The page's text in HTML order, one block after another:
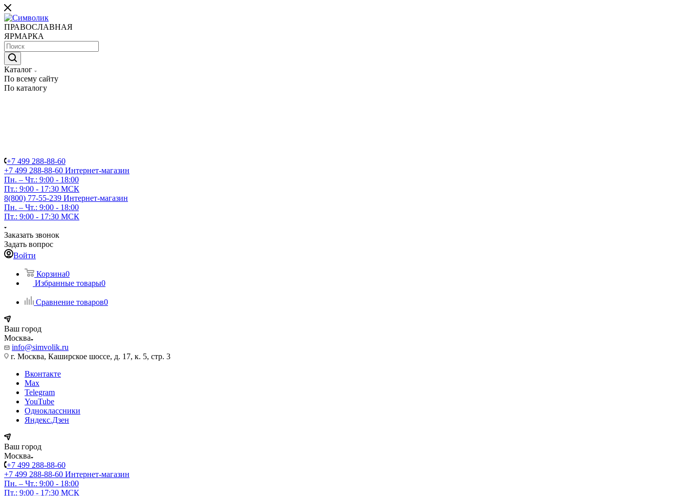
ПРАВОСЛАВНАЯ
ЯРМАРКА
Каталог
По всему сайту
По каталогу
+7 499 288-88-60
+7 499 288-88-60 Интернет-магазин
Пн. – Чт.: 9:00 - 18:00
Пт.: 9:00 - 17:30 МСК
8(800) 77-55-239 Интернет-магазин
Пн. – Чт.: 9:00 - 18:00
Пт.: 9:00 - 17:30 МСК
Заказать звонок
Задать вопрос
Войти
Корзина0
Избранные товары0
Сравнение товаров0
Ваш город
Москва
info@simvolik.ru
г. Москва, Каширское шоссе, д. 17, к. 5, стр. 3
Вконтакте
Max
Telegram
YouTube
Одноклассники
Яндекс.Дзен
Ваш город
Москва
+7 499 288-88-60
+7 499 288-88-60 Интернет-магазин
Пн. – Чт.: 9:00 - 18:00
Пт.: 9:00 - 17:30 МСК